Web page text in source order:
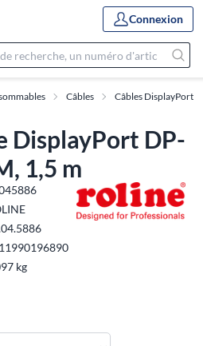
Connexion
Câbles Câbles DisplayPort
DisplayPort DP-
1,5 m
kg